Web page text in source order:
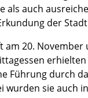
als auch
der
am 20. November
Führung durch
wurden sie auch